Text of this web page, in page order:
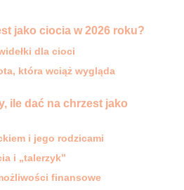
jako ciocia w 2026 roku?
dla cioci
która wciąż wygląda
ile dać na chrzest jako
i jego rodzicami
i „talerzyk”
finansowe